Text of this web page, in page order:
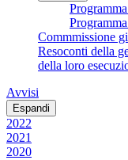
Commmissione
Resoconti della
della loro
Avvisi
Espandi
2022
2021
2020